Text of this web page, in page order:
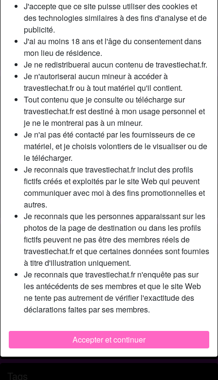
J'accepte que ce site puisse utiliser des cookies et
des technologies similaires à des fins d'analyse et de
publicité.
J'ai au moins 18 ans et l'âge du consentement dans
mon lieu de résidence.
Je ne redistribuerai aucun contenu de travestiechat.fr.
Je n'autoriserai aucun mineur à accéder à
travestiechat.fr ou à tout matériel qu'il contient.
Tout contenu que je consulte ou télécharge sur
travestiechat.fr est destiné à mon usage personnel et
je ne le montrerai pas à un mineur.
Je n'ai pas été contacté par les fournisseurs de ce
matériel, et je choisis volontiers de le visualiser ou de
le télécharger.
Je reconnais que travestiechat.fr inclut des profils
fictifs créés et exploités par le site Web qui peuvent
communiquer avec moi à des fins promotionnelles et
autres.
Je reconnais que les personnes apparaissant sur les
photos de la page de destination ou dans les profils
fictifs peuvent ne pas être des membres réels de
travestiechat.fr et que certaines données sont fournies
à titre d'illustration uniquement.
Je reconnais que travestiechat.fr n'enquête pas sur
les antécédents de ses membres et que le site Web
ne tente pas autrement de vérifier l'exactitude des
déclarations faites par ses membres.
Accepter et continuer
Nickname:
MarciaMarci
Âge:
33
Pays:
France
Département:
Bas-Rhin
Sexe:
Transexuelle
Sexualité:
Relation:
Célibataire
Couleur des cheveux:
Blonde
Couleur des yeux:
Bleu
Poids:
Description
Je suis Marcia, tgirl sur Strasbourg. Je suis une folle de
sextoys, j’ai une large collection de godes et autres joujoux
sexuels. Mais bien évidemment, tous ces jouets ne
peuvent remplacer une véritable queue en érection, c’est le
pied !!! Je suis toujours partante pour un plan cul d’ailleurs.
Homme, Hétéro, Gay, Bisexuel(le), Moyen-Oriental(e), 18-
25
Tags